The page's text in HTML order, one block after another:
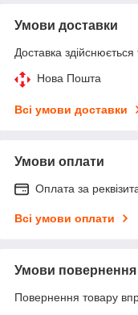
Умови доставки
Доставка здійснюється
Нова Пошта
Всі умови доставки
Умови оплати
Оплата за
Всі умови оплати
Умови повернення
Повернення товару